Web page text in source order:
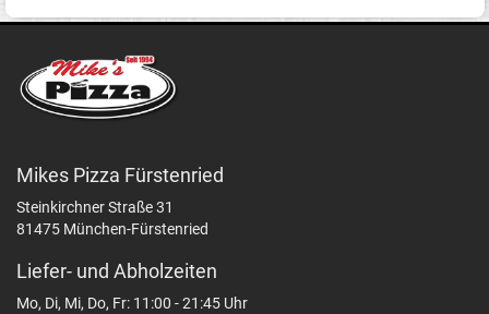
Mikes Pizza Fürstenried
Steinkirchner Straße 31
81475 München-Fürstenried
Liefer- und Abholzeiten
Mo, Di, Mi, Do, Fr: 11:00 - 21:45 Uhr